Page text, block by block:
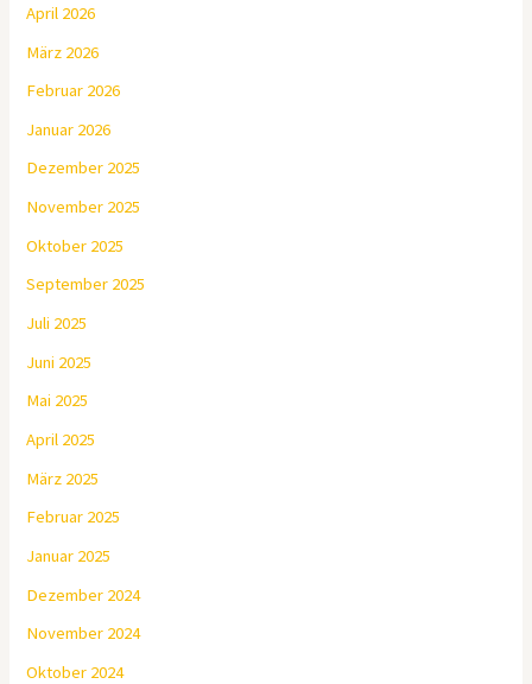
April 2026
März 2026
Februar 2026
Januar 2026
Dezember 2025
November 2025
Oktober 2025
September 2025
Juli 2025
Juni 2025
Mai 2025
April 2025
März 2025
Februar 2025
Januar 2025
Dezember 2024
November 2024
Oktober 2024